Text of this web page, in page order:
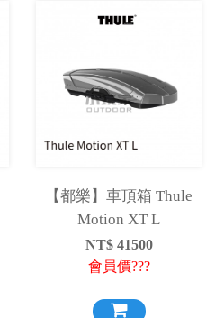
【都樂】車頂箱 Thule
Motion XT L
NT$ 41500
會員價???